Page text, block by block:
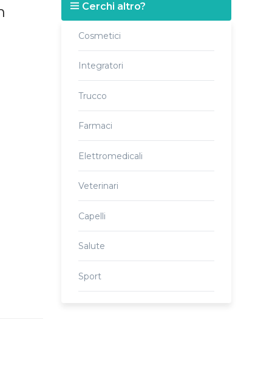
Cerchi altro?
Cosmetici
Integratori
Trucco
Farmaci
Elettromedicali
Veterinari
Capelli
Salute
Sport